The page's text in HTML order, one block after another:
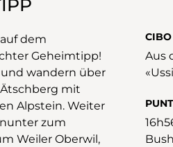
dem
zum
Weiler Oberwil,
CIBO
Aus
16h56 9030 Abtwil,